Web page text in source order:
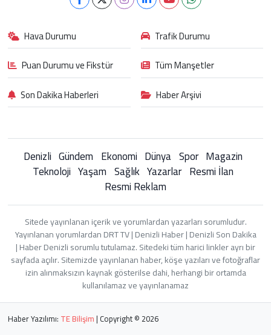
Hava Durumu
Trafik Durumu
Puan Durumu ve Fikstür
Tüm Manşetler
Son Dakika Haberleri
Haber Arşivi
Denizli Gündem Ekonomi Dünya Spor Magazin
Teknoloji Yaşam Sağlık Yazarlar Resmi İlan
Resmi Reklam
Sitede yayınlanan içerik ve yorumlardan yazarları sorumludur.
Yayınlanan yorumlardan DRT TV | Denizli Haber | Denizli Son Dakika
| Haber Denizli sorumlu tutulamaz. Sitedeki tüm harici linkler ayrı bir
sayfada açılır. Sitemizde yayınlanan haber, köşe yazıları ve fotoğraflar
izin alınmaksızın kaynak gösterilse dahi, herhangi bir ortamda
kullanılamaz ve yayınlanamaz
Haber Yazılımı: TE Bilişim| Copyright © 2026